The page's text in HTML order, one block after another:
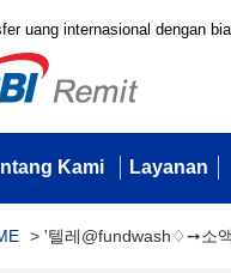
uang internasional dengan
Kami Layanan
> '텔레@fundwash♢➙소